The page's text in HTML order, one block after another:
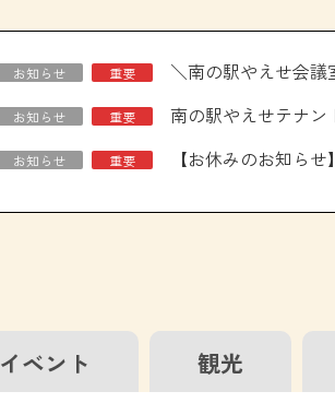
お知らせ 重要
お知らせ 重要
南の駅やえせテナン
お知らせ 重要
イベント 観光